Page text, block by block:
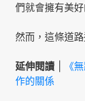
們就會擁有美好
然而，這條道
延伸閱讀
《
作的關係